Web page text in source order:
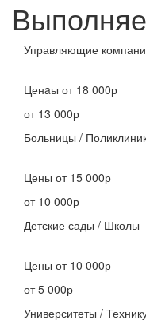
Управляющие
Ценaы от 18 000р
от 13 000р
Больницы /
Цены от 15 000р
от 10 000р
Детские сады / Школы
Цены от 10 000р
от 5 000р
Университеты /